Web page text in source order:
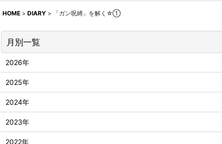
HOME > DIARY > 「ガン呪縛」を解く☆①
月別一覧
2026年
2025年
2024年
2023年
2022年